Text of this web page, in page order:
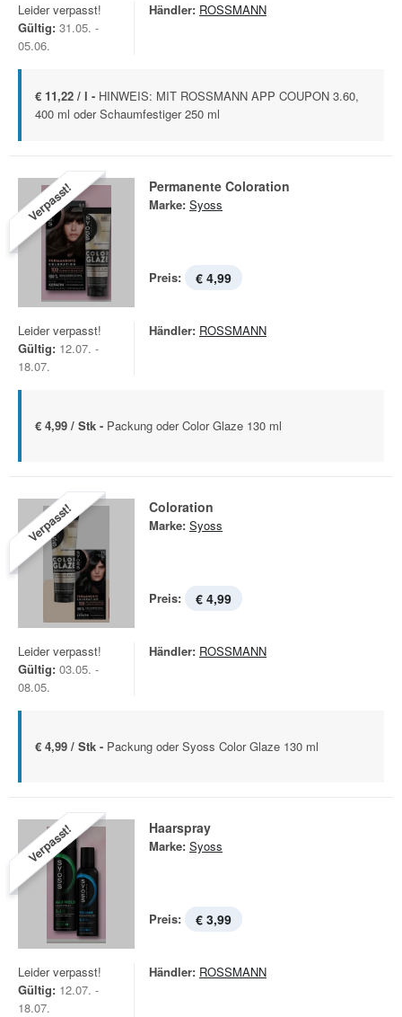
Leider verpasst!
Gültig: 31.05. -
05.06.
Händler: ROSSMANN
€ 11,22 / l - HINWEIS: MIT ROSSMANN APP COUPON 3.60,
400 ml oder Schaumfestiger 250 ml
Verpasst! Permanente Coloration
Marke: Syoss
Preis: € 4,99
Leider verpasst!
Gültig: 12.07. -
18.07.
Händler: ROSSMANN
€ 4,99 / Stk - Packung oder Color Glaze 130 ml
Verpasst! Coloration
Marke: Syoss
Preis: € 4,99
Leider verpasst!
Gültig: 03.05. -
08.05.
Händler: ROSSMANN
€ 4,99 / Stk - Packung oder Syoss Color Glaze 130 ml
Verpasst! Haarspray
Marke: Syoss
Preis: € 3,99
Leider verpasst!
Gültig: 12.07. -
18.07.
Händler: ROSSMANN